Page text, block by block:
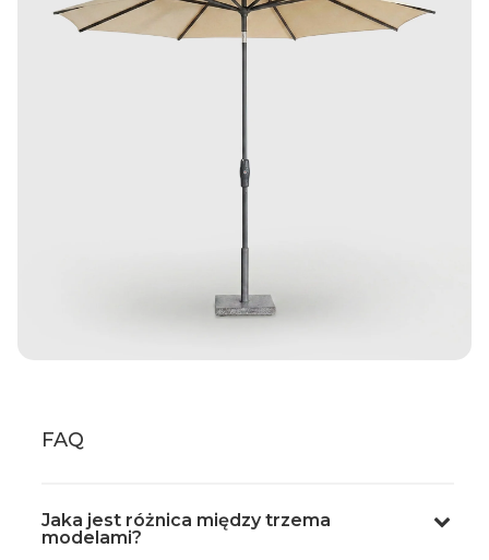
FAQ
Jaka jest różnica między trzema
modelami?